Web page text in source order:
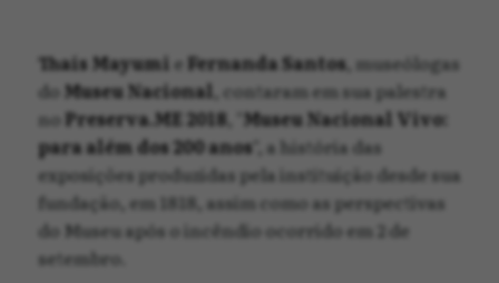
Thaís Mayumi e Fernanda Santos, museólogas
do Museu Nacional , contaram em sua palestra
no Preserva.ME 2018, " Museu Nacional Vivo:
para além dos 200 anos", a história das
exposições produzidas pela instituição desde sua
fundação, em 1818, assim como as perspectivas
do Museu após o incêndio ocorrido em 2 de
setembro.